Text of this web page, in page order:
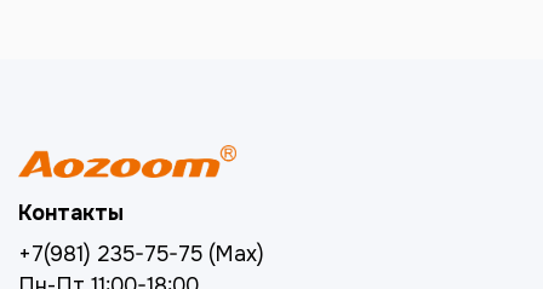
Контакты
+7(981) 235-75-75 (Max)